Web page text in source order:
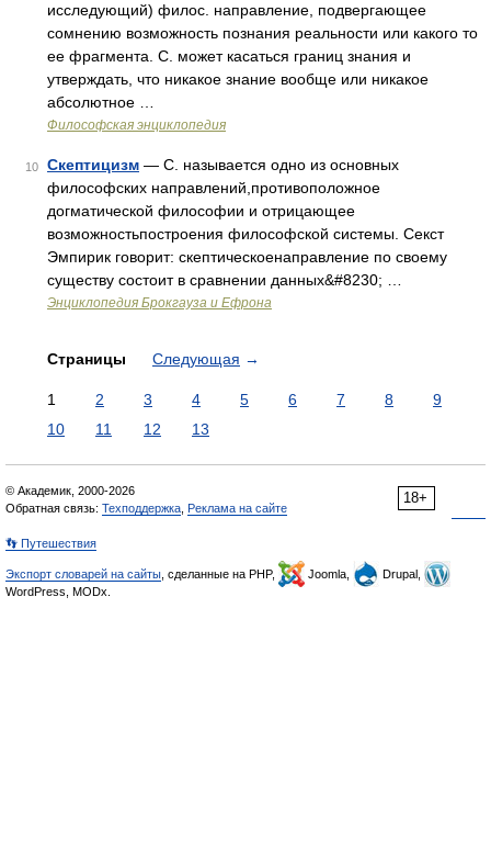
исследующий) филос. направление, подвергающее
сомнению возможность познания реальности или какого то
ее фрагмента. С. может касаться границ знания и
утверждать, что никакое знание вообще или никакое
абсолютное …
Философская энциклопедия
10 Скептицизм — С. называется одно из основных
философских направлений,противоположное
догматической философии и отрицающее
возможностьпостроения философской системы. Секст
Эмпирик говорит: скептическоенаправление по своему
существу состоит в сравнении данных&#8230; …
Энциклопедия Брокгауза и Ефрона
Страницы Следующая →
1 2 3 4 5 6 7 8
9
10
11 12 13
18+
© Академик, 2000-2026
Обратная связь: Техподдержка Реклама на сайте
👣 Путешествия
Экспорт словарей на сайты , сделанные на PHP, Joomla,
Drupal,
WordPress, MODx.